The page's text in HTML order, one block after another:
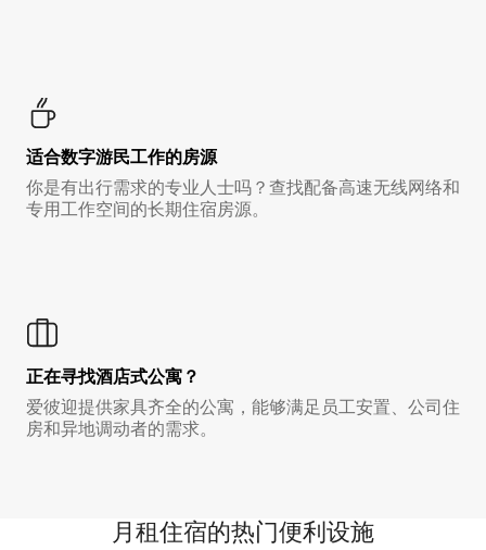
适合数字游民工作的房源
你是有出行需求的专业人士吗？查找配备高速无线网络和
专用工作空间的长期住宿房源。
正在寻找酒店式公寓？
爱彼迎提供家具齐全的公寓，能够满足员工安置、公司住
房和异地调动者的需求。
月租住宿的热门便利设施